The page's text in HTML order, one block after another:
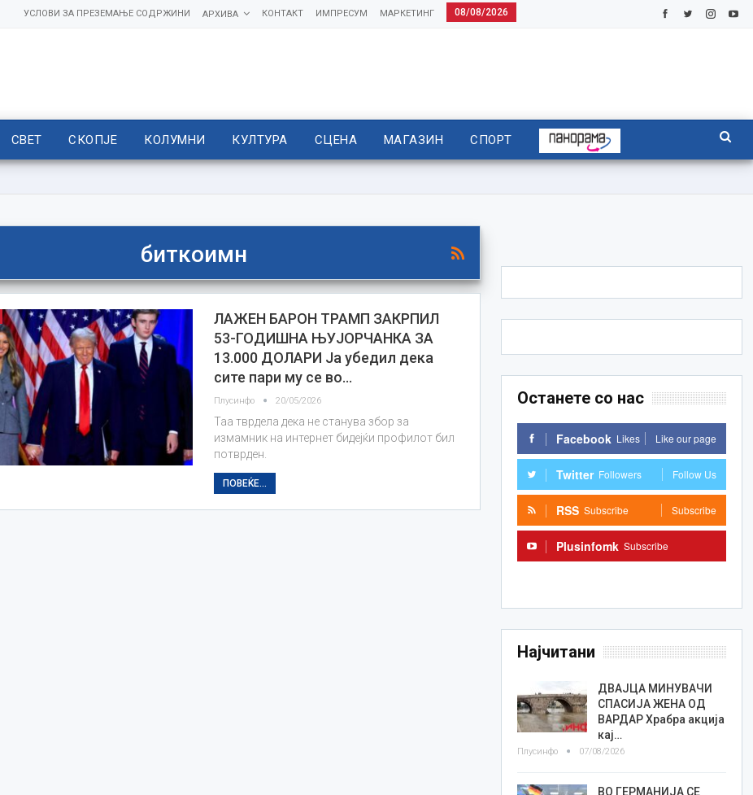
08/08/2026
МАРКЕТИНГ
ИМПРЕСУМ
КОНТАКТ
АРХИВА
УСЛОВИ ЗА ПРЕЗЕМАЊЕ СОДРЖИНИ
СВЕТ СКОПЈЕ КОЛУМНИ КУЛТУРА СЦЕНА МАГАЗИН СПОРТ
биткоимн
ЛАЖЕН БАРОН ТРАМП ЗАКРПИЛ
53-ГОДИШНА ЊУЈОРЧАНКА ЗА
13.000 ДОЛАРИ Ја убедил дека
сите пари му се во…
Плусинфо 20/05/2026
Таа тврдела дека не станува збор за
измамник на интернет бидејќи профилот бил
потврден.
ПОВЕЌЕ...
Останете со нас
Facebook Likes Like our page
Twitter Followers Follow Us
RSS Subscribe Subscribe
Plusinfomk Subscribe
Најчитани
ДВАЈЦА МИНУВАЧИ
СПАСИЈА ЖЕНА ОД
ВАРДАР Храбра акција
кај…
Плусинфо 07/08/2026
ВО ГЕРМАНИЈА СЕ